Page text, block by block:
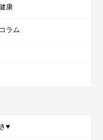
康
ラム
♥